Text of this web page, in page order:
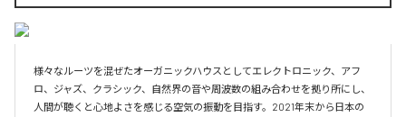
様々なルーツを混ぜたオーガニックハウスとしてエレクトロニック、アフ
ロ、ジャズ、クラシック、自然界の音や周波数の組み合わせを拠り所にし、
人間が聴くと心地よさを感じる空気の振動を目指す。2021年末から日本の